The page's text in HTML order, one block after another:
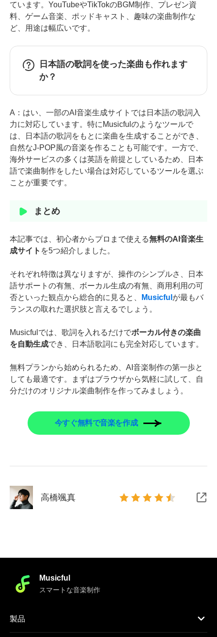
ています。YouTubeやTikTokのBGM制作、プレゼン資
料、ゲーム音楽、ポッドキャスト、趣味の楽曲制作な
ど、用途は幅広いです。
日本語の歌詞を使った楽曲も作れます
か？
A：はい、一部のAI音楽生成サイトでは日本語の歌詞入
力に対応しています。特にMusicfulのようなツールで
は、日本語の歌詞をもとに楽曲を生成することができ、
自然なJ-POP風の音楽を作ることも可能です。一方で、
海外サービスの多くは英語を前提としているため、日本
語で楽曲制作をしたい場合は対応しているツールを選ぶ
ことが重要です。
まとめ
本記事では、初心者からプロまで使える無料のAI音楽生
成サイト を5つ紹介しました。
それぞれ特徴は異なりますが、操作のシンプルさ、日本
語サポートの有無、ボーカル生成の有無、商用利用の可
否といった観点から総合的に見ると、
Musicful が最もバ
ランスの取れた選択肢と言えるでしょう。
Musicfulでは、歌詞を入れるだけでボーカル付きの楽曲
を自動生成でき、日本語歌詞にも完全対応しています。
無料プランから始められるため、AI音楽制作の第一歩と
しても最適です。まずはブラウザから気軽に試して、自
分だけのオリジナル楽曲制作を作ってみましょう。
今すぐ無料で音楽を作成
高橋颯真
Musicful
スマートな音楽制作
製品